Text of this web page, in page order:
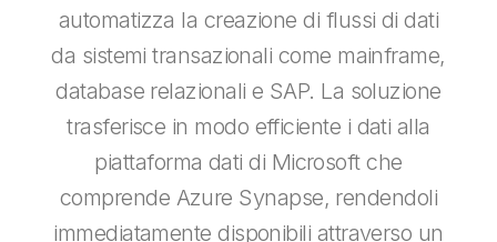
automatizza la creazione di flussi di dati
da sistemi transazionali come mainframe,
database relazionali e SAP. La soluzione
trasferisce in modo efficiente i dati alla
piattaforma dati di Microsoft che
comprende Azure Synapse, rendendoli
immediatamente disponibili attraverso un